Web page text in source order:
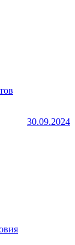
30.09.2024